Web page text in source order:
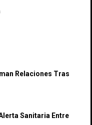
Relaciones Tras
Sanitaria Entre